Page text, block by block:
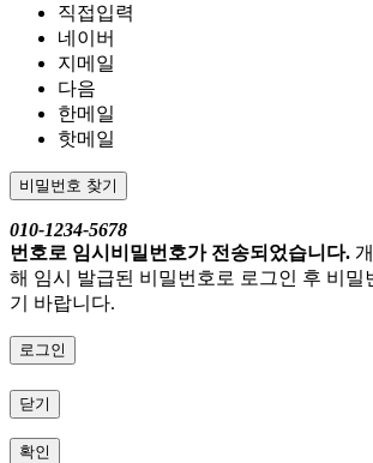
직접입력
네이버
지메일
다음
한메일
핫메일
비밀번호 찾기
010-1234-5678
번호로 임시비밀번호가 전송되었습니다.
해 임시 발급된 비밀번호로 로그인 후 비밀
기 바랍니다.
로그인
닫기
확인